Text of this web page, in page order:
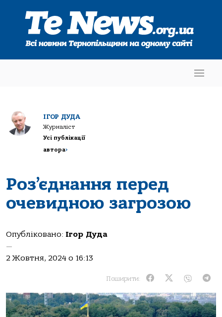
ІГОР ДУДА
Журналіст
Усі публікації
автора>
Роз’єднання перед
очевидною загрозою
Опубліковано: Ігор Дуда
—
2 Жовтня, 2024 о 16:13
Поширити: